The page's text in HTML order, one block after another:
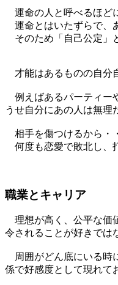
運命の人と呼べるほど
運命とはいたずらで、
そのため「自己公定」
才能はあるものの自分
例えばあるパーティー
うせ自分にあの人は無理
相手を傷つけるから・
何度も恋愛で敗北し、
職業とキャリア
理想が高く、公平な価
令されることが好きでは
周囲がどん底にいる時
係で好感度として現れて